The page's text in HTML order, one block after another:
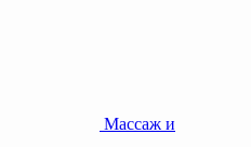
Массаж и